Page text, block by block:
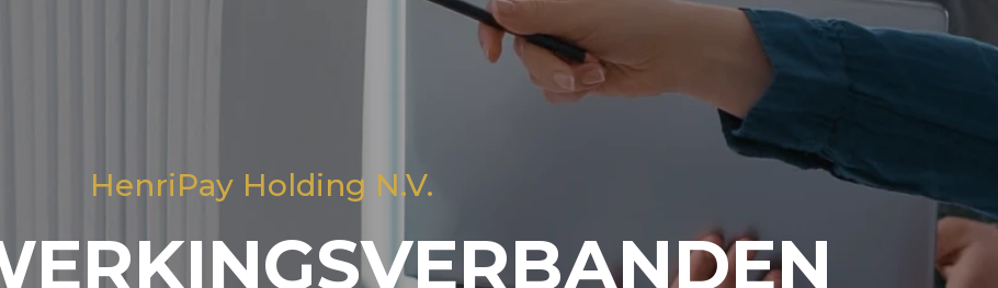
HenriPay Holding N.V.